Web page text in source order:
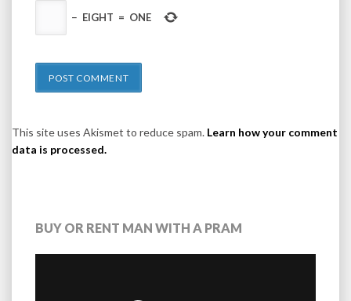
− EIGHT = ONE
This site uses Akismet to reduce spam. Learn how your comment
data is processed.
BUY OR RENT MAN WITH A PRAM